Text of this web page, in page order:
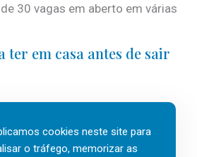
30 vagas em aberto em várias
ter em casa antes de sair
também as férias, os fins-de-
em que a casa fica mais
cookies neste site para
o tráfego, memorizar as